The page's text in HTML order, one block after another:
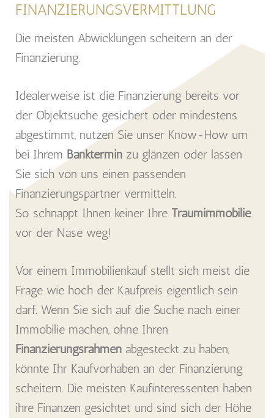
FINANZIERUNGSVERMITTLUNG
Die meisten Abwicklungen scheitern an der
Finanzierung.
Idealerweise ist die Finanzierung bereits vor
der Objektsuche gesichert oder mindestens
abgestimmt, nutzen Sie unser Know-How um
bei Ihrem Banktermin zu glänzen oder lassen
Sie sich von uns einen passenden
Finanzierungspartner vermitteln.
So schnappt Ihnen keiner Ihre Traumimmobilie
vor der Nase weg!
Vor einem Immobilienkauf stellt sich meist die
Frage wie hoch der Kaufpreis eigentlich sein
darf. Wenn Sie sich auf die Suche nach einer
Immobilie machen, ohne Ihren
Finanzierungsrahmen abgesteckt zu haben,
könnte Ihr Kaufvorhaben an der Finanzierung
scheitern. Die meisten Kaufinteressenten haben
ihre Finanzen gesichtet und sind sich der Höhe